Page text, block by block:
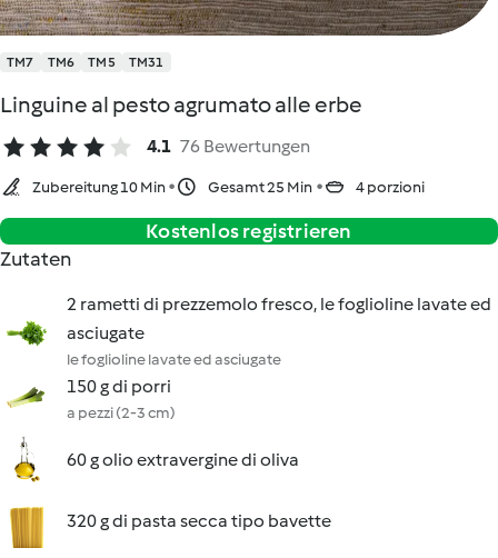
TM7 TM6 TM5 TM31
Linguine al pesto agrumato alle erbe
4.1 76 Bewertungen
Zubereitung 10 Min Gesamt 25 Min 4 porzioni
Kostenlos registrieren
Zutaten
2 rametti di prezzemolo fresco, le foglioline lavate ed
asciugate
le foglioline lavate ed asciugate
150 g di porri
a pezzi (2-3 cm)
60 g olio extravergine di oliva
320 g di pasta secca tipo bavette